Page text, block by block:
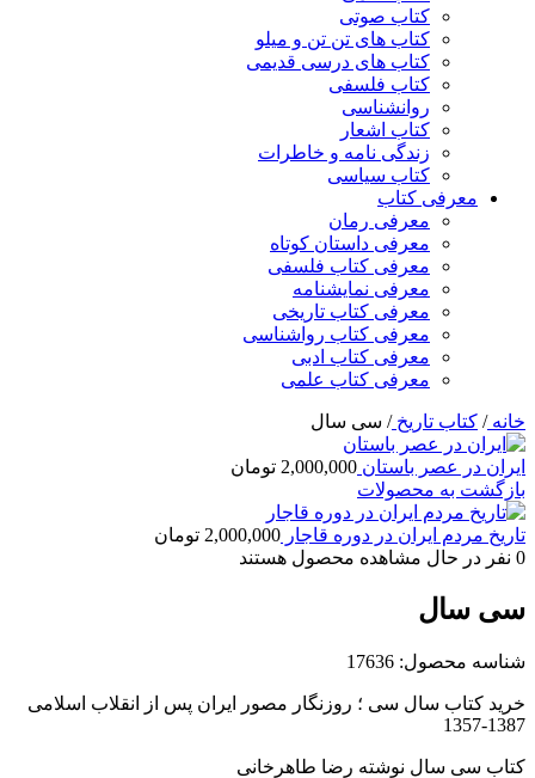
کتاب صوتی
کتاب های تن تن و میلو
کتاب های درسی قدیمی
کتاب فلسفی
روانشناسی
کتاب اشعار
زندگی نامه و خاطرات
کتاب سیاسی
معرفی کتاب
معرفی رمان
معرفی داستان کوتاه
معرفی کتاب فلسفی
معرفی نمایشنامه
معرفی کتاب تاریخی
معرفی کتاب رواشناسی
معرفی کتاب ادبی
معرفی کتاب علمی
خانه/ کتاب تاریخ/ سی سال
ایران در عصر باستان 2,000,000 تومان
بازگشت به محصولات
تاریخ مردم ایران در دوره قاجار 2,000,000 تومان
0 نفر در حال مشاهده محصول هستند
سی سال
شناسه محصول: 17636
خرید کتاب سال سی ؛ روزنگار مصور ایران پس از انقلاب اسلامی
1387-1357
کتاب سی سال نوشته رضا طاهرخانی